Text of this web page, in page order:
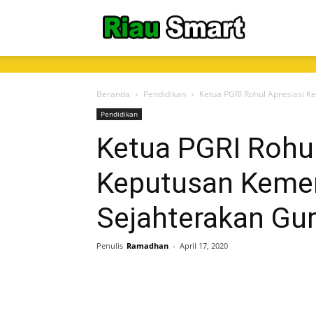
Beranda Pendidikan Ketua PGRI Rohul Apresiasi
Pendidikan
Ketua PGRI
Keputusan
Sejahterakan
Penulis Ramadhan - April 17, 2020